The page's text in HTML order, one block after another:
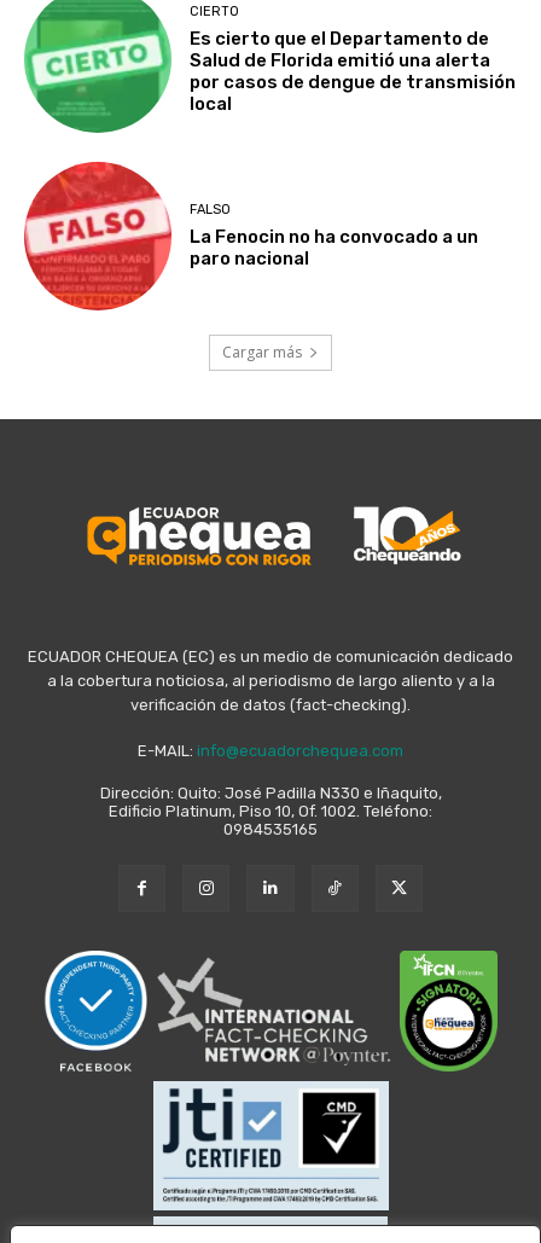
CIERTO
Es cierto que el Departamento de
Salud de Florida emitió una alerta
por casos de dengue de transmisión
local
FALSO
La Fenocin no ha convocado a un
paro nacional
Cargar más
ECUADOR CHEQUEA (EC) es un medio de comunicación dedicado
a la cobertura noticiosa, al periodismo de largo aliento y a la
verificación de datos (fact-checking).
E-MAIL: info@ecuadorchequea.com
Dirección: Quito: José Padilla N330 e Iñaquito,
Edificio Platinum, Piso 10, Of. 1002. Teléfono:
0984535165